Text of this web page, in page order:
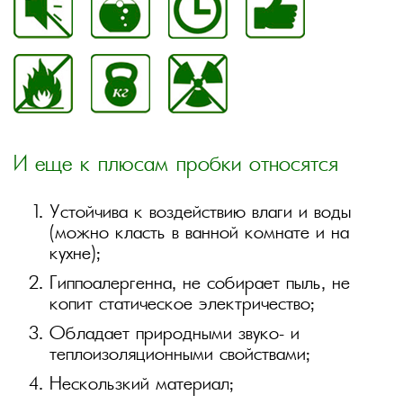
И еще к плюсам пробки относятся
Устойчива к воздействию влаги и воды
(можно класть в ванной комнате и на
кухне);
Гиппоалергенна, не собирает пыль, не
копит статическое электричество;
Обладает природными звуко- и
теплоизоляционными свойствами;
Нескользкий материал;